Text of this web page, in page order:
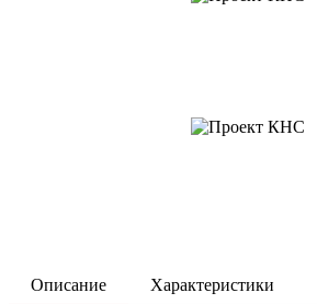
Описание Характеристики